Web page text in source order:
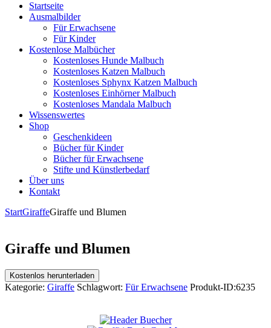
Startseite
Ausmalbilder
Für Erwachsene
Für Kinder
Kostenlose Malbücher
Kostenloses Hunde Malbuch
Kostenloses Katzen Malbuch
Kostenloses Sphynx Katzen Malbuch
Kostenloses Einhörner Malbuch
Kostenloses Mandala Malbuch
Wissenswertes
Shop
Geschenkideen
Bücher für Kinder
Bücher für Erwachsene
Stifte und Künstlerbedarf
Über uns
Kontakt
StartGiraffeGiraffe und Blumen
Giraffe und Blumen
Kostenlos herunterladen
Kategorie: Giraffe Schlagwort: Für Erwachsene Produkt-ID:6235